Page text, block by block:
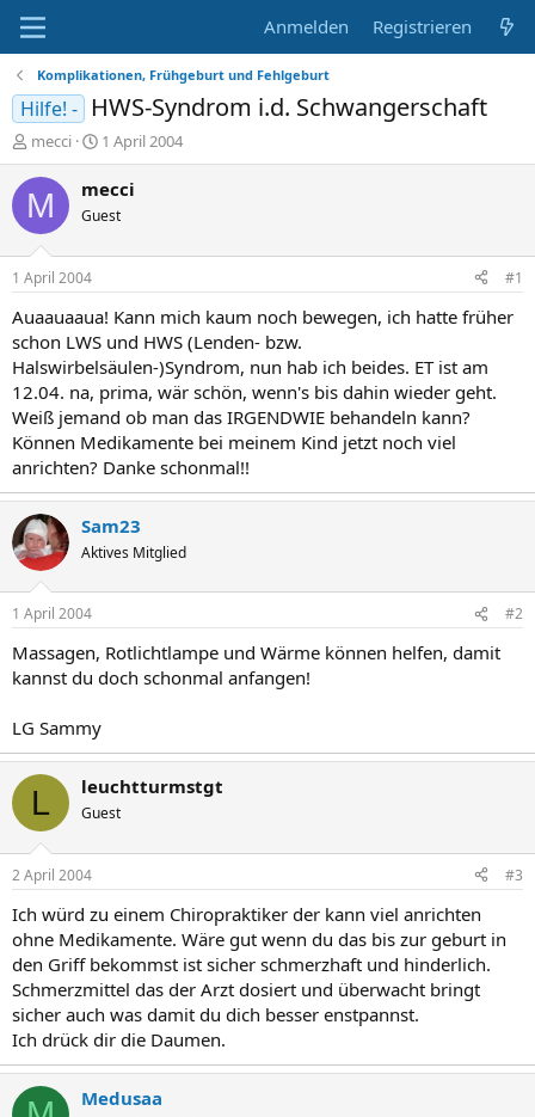
Anmelden Registrieren
Komplikationen, Frühgeburt und Fehlgeburt
Hilfe! - HWS-Syndrom i.d. Schwangerschaft
E
r
s
t
e
r
mecci
E
r
s
e
t
a
1 April 2004
M mecci
Guest
1 April 2004 #1
Auaauaaua! Kann mich kaum noch bewegen, ich hatte früher
schon LWS und HWS (Lenden- bzw.
Halswirbelsäulen-)Syndrom, nun hab ich beides. ET ist am
12.04. na, prima, wär schön, wenn's bis dahin wieder geht.
Weiß jemand ob man das IRGENDWIE behandeln kann?
Können Medikamente bei meinem Kind jetzt noch viel
anrichten? Danke schonmal!!
Sam23
Aktives Mitglied
1 April 2004 #2
Massagen, Rotlichtlampe und Wärme können helfen, damit
kannst du doch schonmal anfangen!
LG Sammy
L leuchtturmstgt
Guest
2 April 2004 #3
Ich würd zu einem Chiropraktiker der kann viel anrichten
ohne Medikamente. Wäre gut wenn du das bis zur geburt in
den Griff bekommst ist sicher schmerzhaft und hinderlich.
Schmerzmittel das der Arzt dosiert und überwacht bringt
sicher auch was damit du dich besser enstpannst.
Ich drück dir die Daumen.
Medusaa